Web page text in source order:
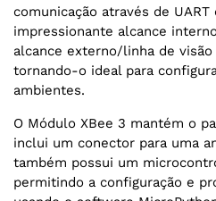
comunicação através de UART
impressionante alcance
alcance externo/linha de visão
tornando-o ideal para
ambientes.
O Módulo XBee 3 mantém o
inclui um conector para uma
também possui um
permitindo a configuração e